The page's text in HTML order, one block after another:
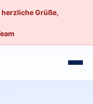
Grüße,